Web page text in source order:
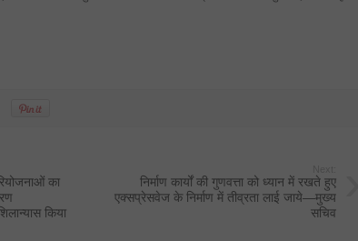
का
किया
निर्माण कार्यों की गुणवत्ता को ध्यान में रखते हुए
एक्सप्रेसवेज के निर्माण में तीव्रता लाई जाये—मुख्य
सचिव